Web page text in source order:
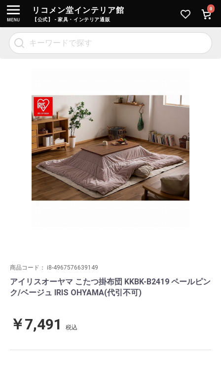
リコメン堂インテリア館
【公式】 - 家具・インテリア通販
0
商品コード： i8-4967576639149
アイリスオーヤマ こたつ掛布団 KKBK-B2419 ペールピン
ク/ベージュ IRIS OHYAMA(代引不可)
￥7,491 税込